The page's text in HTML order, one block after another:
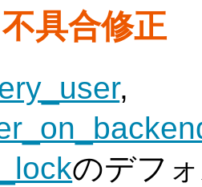
具合修正
,
のデフ